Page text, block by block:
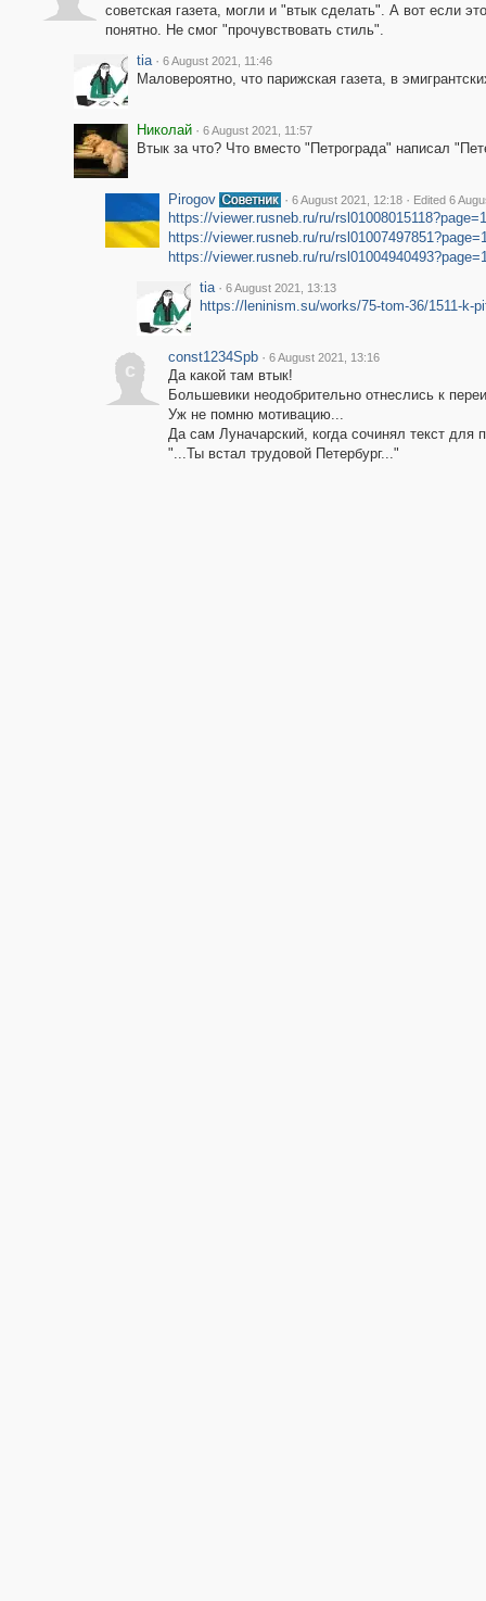
советская газета, могли и "втык сделать". А вот если
понятно. Не смог "прочувствовать стиль".
tia · 6 August 2021, 11:46
Маловероятно, что парижская газета, в
Николай · 6 August 2021, 11:57
Втык за что? Что вместо "Петрограда" написал
Pirogov · 6 August 2021, 12:18 · Edited 6
https://viewer.rusneb.ru/ru/
https://viewer.rusneb.ru/ru/
https://viewer.rusneb.ru/ru/
tia · 6 August 2021, 13:13
https://leninism.su/works/75-tom-36/1511-k-
c
const1234Spb · 6 August 2021, 13:16
Да какой там втык!
Большевики неодобрительно отнеслись к
Уж не помню мотивацию...
Да сам Луначарский, когда сочинял текст
"...Ты встал трудовой Петербург..."